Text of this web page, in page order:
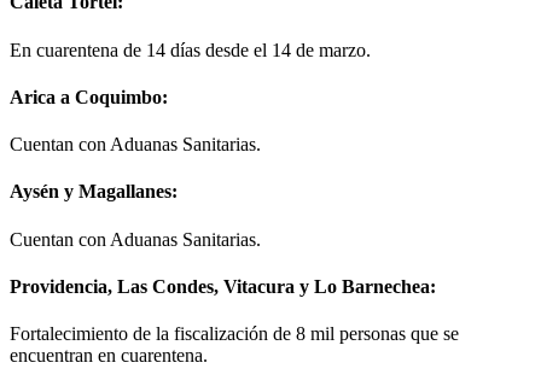
En cuarentena de 14 días desde el 14 de marzo.
Arica a Coquimbo:
Cuentan con Aduanas Sanitarias.
Aysén y Magallanes:
Cuentan con Aduanas Sanitarias.
Providencia, Las Condes, Vitacura y Lo Barnechea:
Fortalecimiento de la fiscalización de 8 mil personas que se
encuentran en cuarentena.